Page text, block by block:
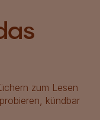
zum Lesen
kündbar